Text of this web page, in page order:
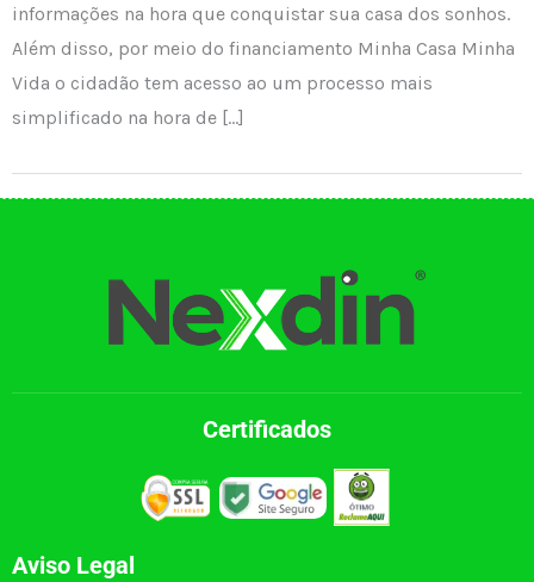
informações na hora que conquistar sua casa dos sonhos.
Além disso, por meio do financiamento Minha Casa Minha
Vida o cidadão tem acesso ao um processo mais
simplificado na hora de […]
Certificados
Aviso Legal